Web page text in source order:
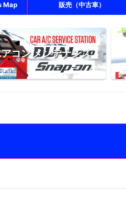
Map 販売（中古車）
コン メンテナンス